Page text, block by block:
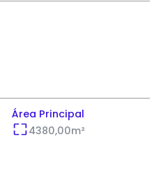
Área Principal
4380,00m²